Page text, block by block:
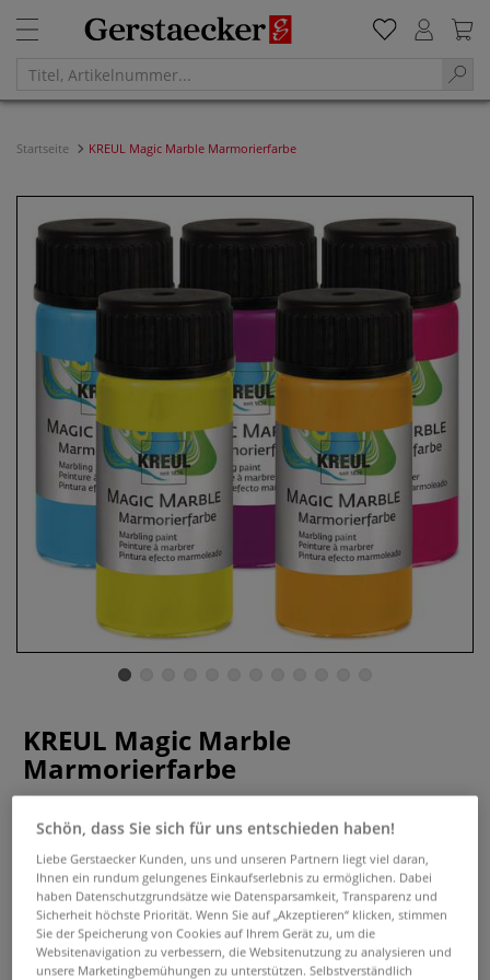
Startseite KREUL Magic Marble Marmorierfarbe
KREUL Magic Marble
Marmorierfarbe
Die farbbrillante Marmorierfarbe zum Tauch-Marmorieren
von Holz, Glas, Kunststoff, Papier, Metall, Steingut,
Terracotta, Styropor.
Mehr
Schön, dass Sie sich für uns entschieden haben!
Liebe Gerstaecker Kunden, uns und unseren Partnern liegt viel daran,
Ihnen ein rundum gelungenes Einkaufserlebnis zu ermöglichen. Dabei
haben Datenschutzgrundsätze wie Datensparsamkeit, Transparenz und
Sicherheit höchste Priorität. Wenn Sie auf „Akzeptieren“ klicken, stimmen
Sie der Speicherung von Cookies auf Ihrem Gerät zu, um die
Websitenavigation zu verbessern, die Websitenutzung zu analysieren und
unsere Marketingbemühungen zu unterstützen. Selbstverständlich